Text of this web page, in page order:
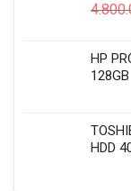
HP
128GB
HDD